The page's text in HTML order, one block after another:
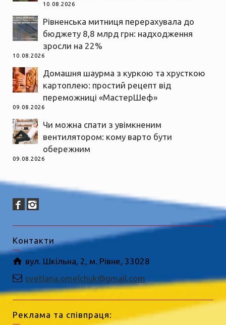
10.08.2026
Рівненська митниця перерахувала до
бюджету 8,8 млрд грн: надходження
зросли на 22%
10.08.2026
Домашня шаурма з куркою та хрусткою
картоплею: простий рецепт від
переможниці «МастерШеф»
09.08.2026
Чи можна спати з увімкненим
вентилятором: кому варто бути
обережним
09.08.2026
Контакти
вул. Шкільна, 2, м. Рівне, 33028
svetlana.omelchuk@gmail.com
Реклама та співпраця: